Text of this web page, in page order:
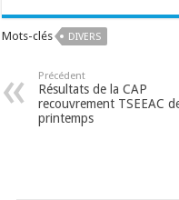
Mots-clés DIVERS
Précédent
Résultats de la CAP
recouvrement TSEEAC
printemps